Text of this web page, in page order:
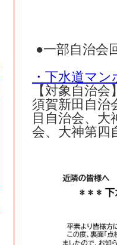
●一部自治会
・下水道マ
【対象自治会
須賀新田自治
目自治会、大
会、大神第四